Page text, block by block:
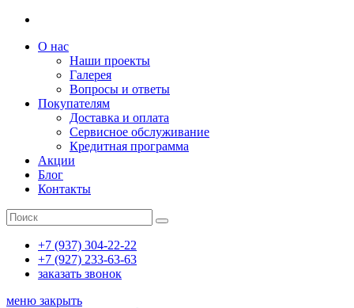
О нас
Наши проекты
Галерея
Вопросы и ответы
Покупателям
Доставка и оплата
Сервисное обслуживание
Кредитная программа
Акции
Блог
Контакты
+7 (937) 304-22-22
+7 (927) 233-63-63
заказать звонок
меню закрыть